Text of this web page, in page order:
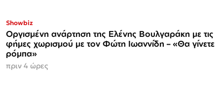
Showbiz
Οργισμένη ανάρτηση της Ελένης Βουλγαράκη με τις
φήμες χωρισμού με τον Φώτη Ιωαννίδη – «Θα γίνετε
ρόμπα»
πριν 4 ώρες